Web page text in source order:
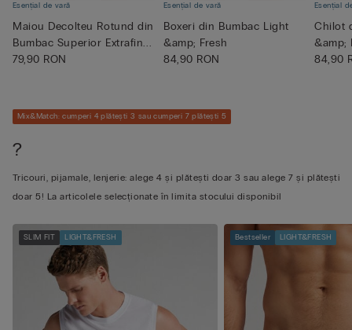
Esențial de vară
Maiou Decolteu Rotund din
Bumbac Superior Extrafin...
79,90 RON
Esențial de vară
Boxeri din Bumbac Light
&amp; Fresh
84,90 RON
Esențial
Chilot
&amp;
84,90
Mix&Match: cumperi 4 plătești 3 sau cumperi 7 plătești 5
?
Tricouri, pijamale, lenjerie: alege 4 și plătești doar 3 sau alege 7 și plătești
doar 5! La articolele selecționate în limita stocului disponibil
SLIM FIT LIGHT&FRESH Bestseller LIGHT&FRESH